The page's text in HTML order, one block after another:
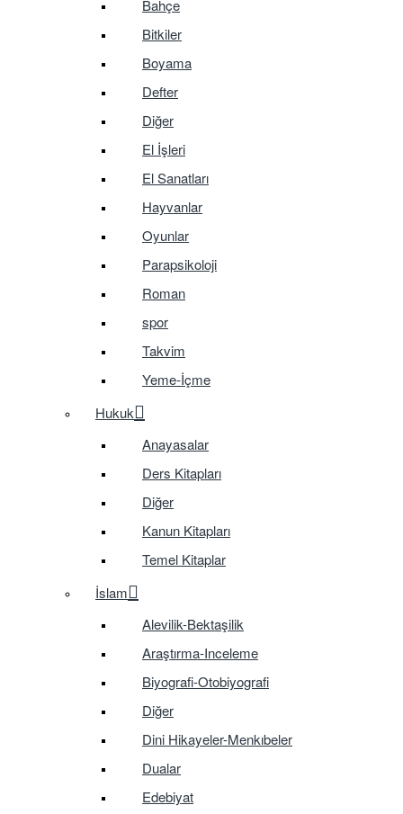
Bahçe
Bitkiler
Boyama
Defter
Diğer
El İşleri
El Sanatları
Hayvanlar
Oyunlar
Parapsikoloji
Roman
spor
Takvim
Yeme-İçme
Hukuk
Anayasalar
Ders Kitapları
Diğer
Kanun Kitapları
Temel Kitaplar
İslam
Alevilik-Bektaşilik
Araştırma-Inceleme
Biyografi-Otobiyografi
Diğer
Dini Hikayeler-Menkıbeler
Dualar
Edebiyat